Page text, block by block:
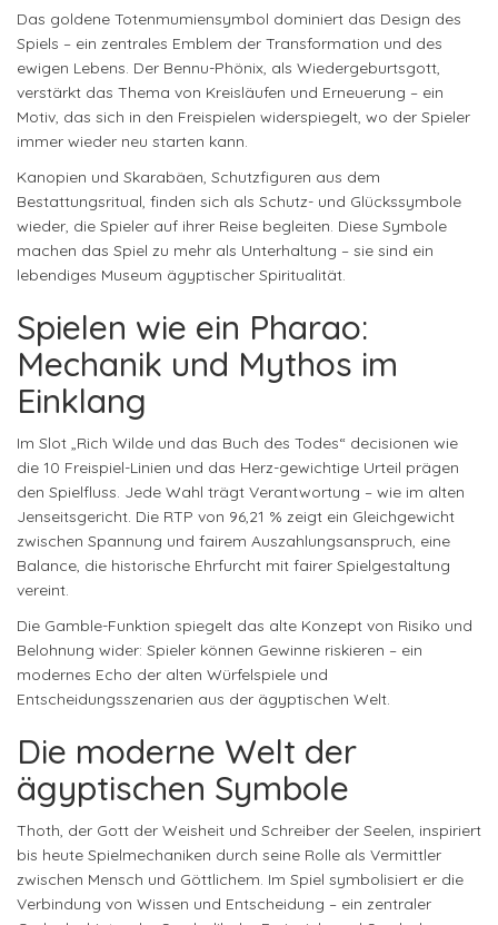
Das goldene Totenmumiensymbol dominiert das Design des
Spiels – ein zentrales Emblem der Transformation und des
ewigen Lebens. Der Bennu-Phönix, als Wiedergeburtsgott,
verstärkt das Thema von Kreisläufen und Erneuerung – ein
Motiv, das sich in den Freispielen widerspiegelt, wo der Spieler
immer wieder neu starten kann.
Kanopien und Skarabäen, Schutzfiguren aus dem
Bestattungsritual, finden sich als Schutz- und Glückssymbole
wieder, die Spieler auf ihrer Reise begleiten. Diese Symbole
machen das Spiel zu mehr als Unterhaltung – sie sind ein
lebendiges Museum ägyptischer Spiritualität.
Spielen wie ein Pharao:
Mechanik und Mythos im
Einklang
Im Slot „Rich Wilde und das Buch des Todes“ decisionen wie
die 10 Freispiel-Linien und das Herz-gewichtige Urteil prägen
den Spielfluss. Jede Wahl trägt Verantwortung – wie im alten
Jenseitsgericht. Die RTP von 96,21 % zeigt ein Gleichgewicht
zwischen Spannung und fairem Auszahlungsanspruch, eine
Balance, die historische Ehrfurcht mit fairer Spielgestaltung
vereint.
Die Gamble-Funktion spiegelt das alte Konzept von Risiko und
Belohnung wider: Spieler können Gewinne riskieren – ein
modernes Echo der alten Würfelspiele und
Entscheidungsszenarien aus der ägyptischen Welt.
Die moderne Welt der
ägyptischen Symbole
Thoth, der Gott der Weisheit und Schreiber der Seelen, inspiriert
bis heute Spielmechaniken durch seine Rolle als Vermittler
zwischen Mensch und Göttlichem. Im Spiel symbolisiert er die
Verbindung von Wissen und Entscheidung – ein zentraler